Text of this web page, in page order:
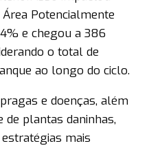
Potencialmente
e chegou a 386
o total de
ao longo do ciclo.
e doenças, além
plantas daninhas,
mais